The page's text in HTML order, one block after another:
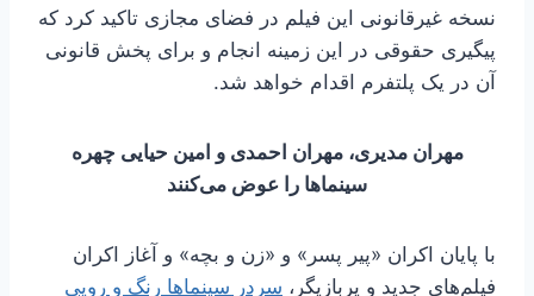
نسخه غیرقانونی این فیلم در فضای مجازی تاکید کرد که
پیگیری حقوقی در این زمینه انجام و برای پخش قانونی
آن در یک پلتفرم اقدام خواهد شد.
مهران مدیری، مهران احمدی و امین حیایی چهره
سینماها را عوض می‌کنند
با پایان اکران «پیر پسر» و «زن و بچه» و آغاز اکران
فیلم‌های جدید و پربازیگر، سردر سینماها رنگ و رویی